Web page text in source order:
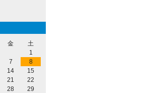
金
土
1
7
8
14
15
21
22
28
29